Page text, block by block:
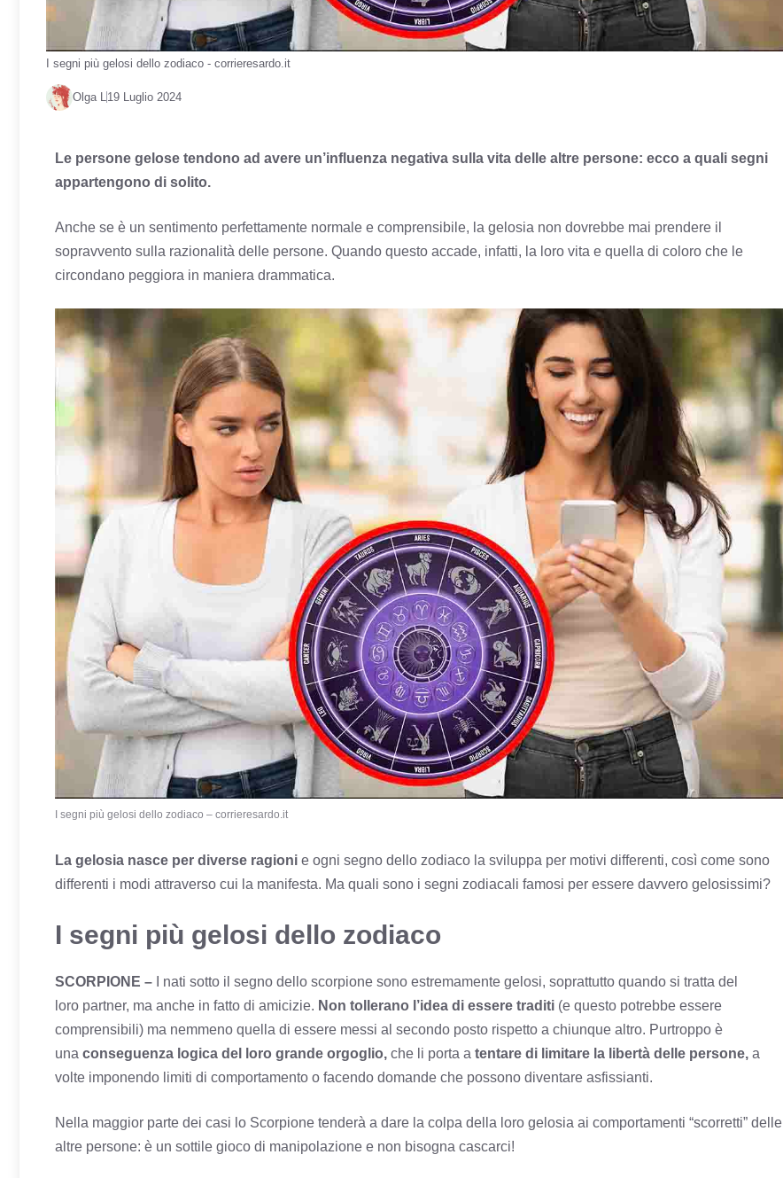
I segni più gelosi dello zodiaco - corrieresardo.it
Olga L19 Luglio 2024
Le persone gelose tendono ad avere un’influenza negativa sulla vita delle altre persone: ecco a quali segni
appartengono di solito.
Anche se è un sentimento perfettamente normale e comprensibile, la gelosia non dovrebbe mai prendere il
sopravvento sulla razionalità delle persone. Quando questo accade, infatti, la loro vita e quella di coloro che le
circondano peggiora in maniera drammatica.
I segni più gelosi dello zodiaco – corrieresardo.it
La gelosia nasce per diverse ragioni e ogni segno dello zodiaco la sviluppa per motivi differenti, così come sono
differenti i modi attraverso cui la manifesta. Ma quali sono i segni zodiacali famosi per essere davvero gelosissimi?
I segni più gelosi dello zodiaco
SCORPIONE –
I nati sotto il segno dello scorpione sono estremamente gelosi, soprattutto quando si tratta del
loro partner, ma anche in fatto di amicizie. Non tollerano l’idea di essere traditi (e questo potrebbe essere
comprensibili) ma nemmeno quella di essere messi al secondo posto rispetto a chiunque altro. Purtroppo è
una conseguenza logica del loro grande orgoglio, che li porta a tentare di limitare la libertà delle persone, a
volte imponendo limiti di comportamento o facendo domande che possono diventare asfissianti.
Nella maggior parte dei casi lo Scorpione tenderà a dare la colpa della loro gelosia ai comportamenti “scorretti” delle
altre persone: è un sottile gioco di manipolazione e non bisogna cascarci!